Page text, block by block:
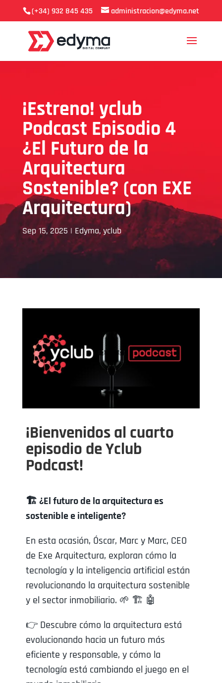
(+34) 932 845 435 administracion@edyma.net
¡Estreno! yclub
Podcast Episodio 4
¿El Futuro de la
Arquitectura
Sostenible? (con EXE
Arquitectura)
Sep 15, 2025 | Edyma,yclub
¡Bienvenidos al cuarto
episodio de Yclub
Podcast!
🏗️ ¿El futuro de la arquitectura es
sostenible e inteligente?
En esta ocasión, Óscar, Marc y Marc, CEO
de Exe Arquitectura, exploran cómo la
tecnología y la inteligencia artificial están
revolucionando la arquitectura sostenible
y el sector inmobiliario. 🌱 🏗️ 🤖
👉 Descubre cómo la arquitectura está
evolucionando hacia un futuro más
eficiente y responsable, y cómo la
tecnología está cambiando el juego en el